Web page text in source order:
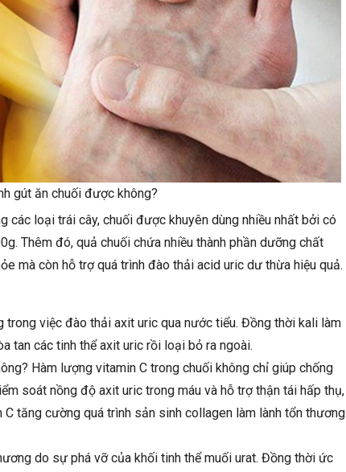
gút ăn chuối được không?
các loại trái cây, chuối được khuyên dùng nhiều nhất bởi có
Thêm đó, quả chuối chứa nhiều thành phần dưỡng chất
mà còn hỗ trợ quá trình đào thải acid uric dư thừa hiệu quả.
trong việc đào thải axit uric qua nước tiểu. Đồng thời kali làm
tan các tinh thể axit uric rồi loại bỏ ra ngoài.
Hàm lượng vitamin C trong chuối không chỉ giúp chống
soát nồng độ axit uric trong máu và hỗ trợ thận tái hấp thụ,
tăng cường quá trình sản sinh collagen làm lành tổn thương
do sự phá vỡ của khối tinh thể muối urat. Đồng thời ức